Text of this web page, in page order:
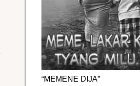
“MEMENE DIJA”